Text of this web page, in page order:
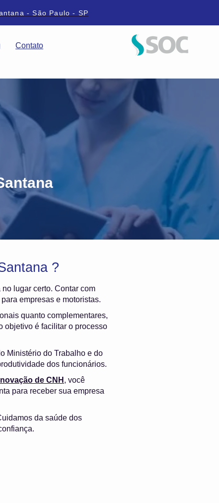
- São Paulo - SP
Contato
?
no lugar certo. Contar com
empresas e motoristas.
quanto complementares,
objetivo é facilitar o processo
Ministério do Trabalho e do
dos funcionários.
de CNH , você
para receber sua empresa
da saúde dos